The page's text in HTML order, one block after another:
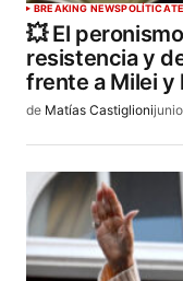
BREAKING NEWSPOLÍTICA
💥 El
resistencia y
frente a Milei y
de Matías Castiglioni